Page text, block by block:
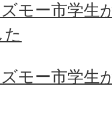
モー市学生
モー市学生